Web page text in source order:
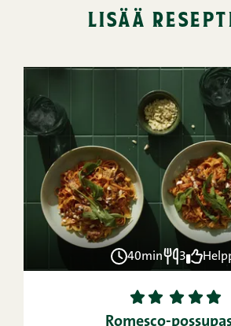
lisää
40min 3
1 2 3 4
5
Romesco-